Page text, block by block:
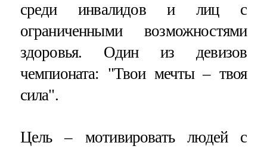
среди инвалидов и лиц с
ограниченными возможностями
здоровья. Один из девизов
чемпионата: "Твои мечты – твоя
сила".
Цель – мотивировать людей с